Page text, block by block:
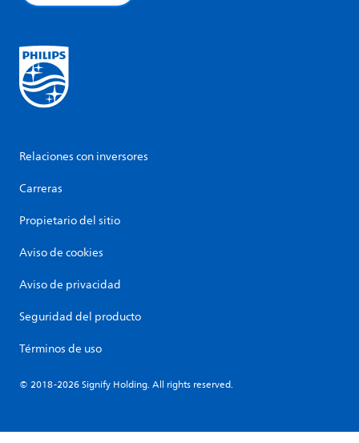
Relaciones con inversores
Carreras
Propietario del sitio
Aviso de cookies
Aviso de privacidad
Seguridad del producto
Términos de uso
© 2018-2026 Signify Holding. All rights reserved.